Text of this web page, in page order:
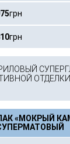
грн
грн
«МОКРЫЙ